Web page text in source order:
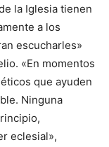
la Iglesia tienen
a los
escucharles»
«En momentos
que ayuden
Ninguna
eclesial»,